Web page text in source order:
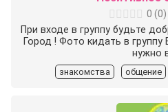
0 (0)
При входе в группу будьте
Город ! Фото кидать в
нужно
знакомства общение